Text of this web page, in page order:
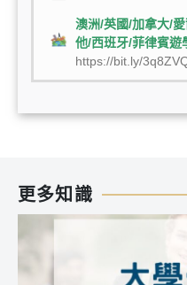
澳洲/英國/加拿大/
他/西班牙/菲律賓遊
https://bit.ly/
更多知識